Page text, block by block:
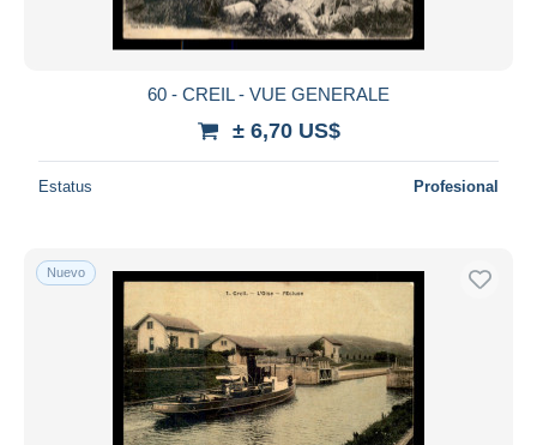
60 - CREIL - VUE GENERALE
± 6,70 US$
Estatus Profesional
Nuevo